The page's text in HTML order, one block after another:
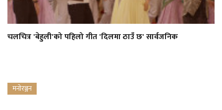
चलचित्र 'बेहुली'को पहिलो गीत 'दिलमा ठाउँ छ' सार्वजनिक
मनोरञ्जन